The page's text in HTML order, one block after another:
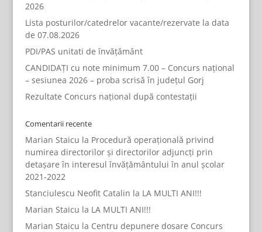
2026
Lista posturilor/catedrelor vacante/rezervate la data
de 07.08.2026
PDI/PAS unitati de învățământ
CANDIDAȚI cu note minimum 7.00 – Concurs național
– sesiunea 2026 – proba scrisă în județul Gorj
Rezultate Concurs național după contestații
Comentarii recente
Marian Staicu la Procedură operațională privind
numirea directorilor și directorilor adjuncți prin
detașare în interesul învățământului în anul școlar
2021-2022
Stanciulescu Neofit Catalin la LA MULTI ANI!!!
Marian Staicu la LA MULTI ANI!!!
Marian Staicu la Centru depunere dosare Concurs